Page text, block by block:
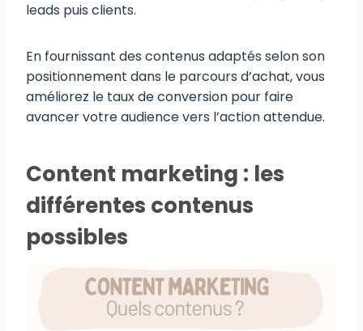
leads puis clients.
En fournissant des contenus adaptés selon son
positionnement dans le parcours d’achat, vous
améliorez le taux de conversion pour faire
avancer votre audience vers l’action attendue.
Content marketing : les
différentes contenus
possibles